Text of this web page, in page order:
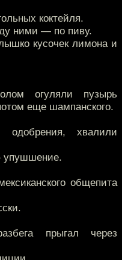
коктейля.
ними — по пиву.
кусочек лимона и
огуляли пузырь
еще шампанского.
хвалили
упушшение.
общепита
прыгал через